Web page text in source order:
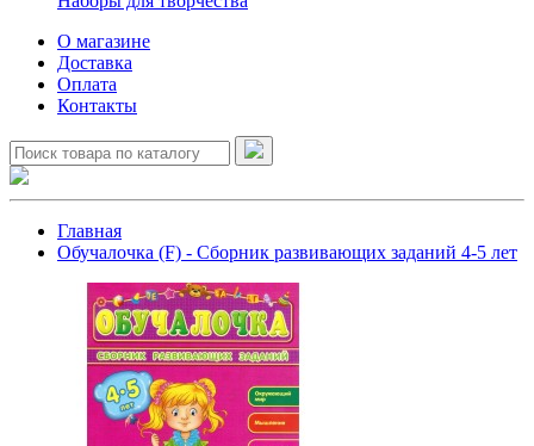
О магазине
Доставка
Оплата
Контакты
Главная
Обучалочка (F) - Сборник развивающих заданий 4-5 лет